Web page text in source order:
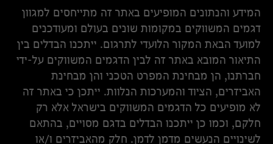
המידע והנתונים המופיעים באתר זה מתייחסים למגוון
דגמים המשווקים במקומות שונים בעולם ומעודכנים
למועד הבאת המקור הלועדי לתרגום. ייתכנו הבדלים בין
התיאור המובא באתר זה לבין הדגמים המשווקים על-ידי
חברתנו, הן מבחינת המפרט הטכני והן מבחינת
האביזרים, הציוד והמערכות הנלוות. ייתכן כי באתר זה
לא מופיעים כל הדגמים המשווקים בישראל אלא רק
חלקם, וכמו כן ייתכנו הבדלים בדגם מסויים, בהתאם
לשינויים הנעשים מדמן לדמן. חלק מהאביזרים ו/או